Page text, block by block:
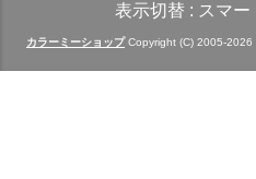
表示切替 : スマー
カラーミーショップCopyright (C) 2005-2026